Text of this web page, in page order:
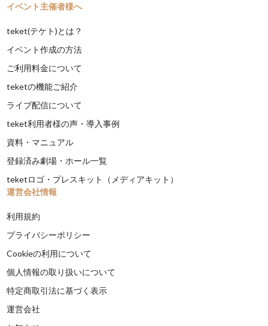
イベント主催者様へ
teket(テケト)とは？
イベント作成の方法
ご利用料金について
teketの機能ご紹介
ライブ配信について
teket利用者様の声・導入事例
資料・マニュアル
登録済み劇場・ホール一覧
teketロゴ・プレスキット（メディアキット）
運営会社情報
利用規約
プライバシーポリシー
Cookieの利用について
個人情報の取り扱いについて
特定商取引法に基づく表示
運営会社